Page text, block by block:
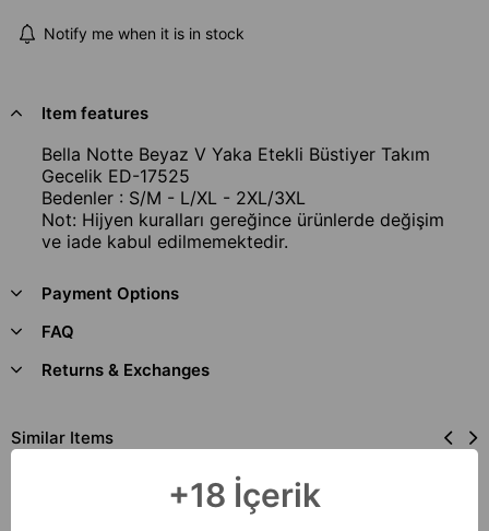
Notify me when it is in stock
Item features
Bella Notte Beyaz V Yaka Etekli Büstiyer Takım
Gecelik ED-17525
Bedenler : S/M - L/XL - 2XL/3XL
Not: Hijyen kuralları gereğince ürünlerde değişim
ve iade kabul edilmemektedir.
Payment Options
FAQ
Returns & Exchanges
Similar Items
+18 İçerik